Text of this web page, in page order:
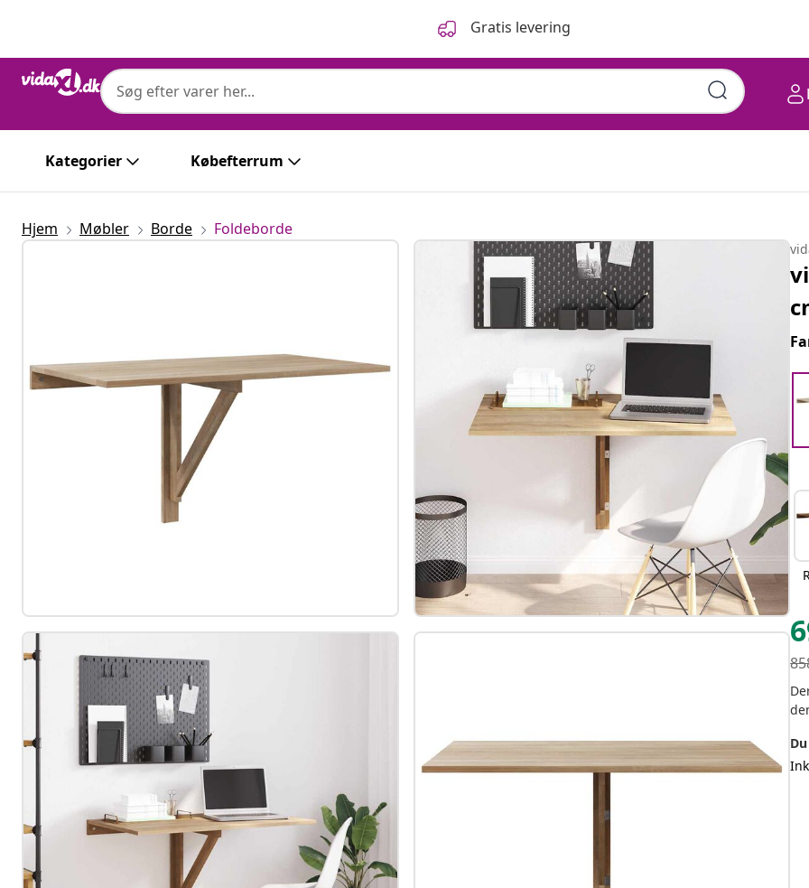
Gratis levering
Kategorier Købefterrum
Hjem Møbler Borde Foldeborde